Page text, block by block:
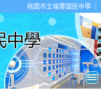
桃園市立福豐國民中學